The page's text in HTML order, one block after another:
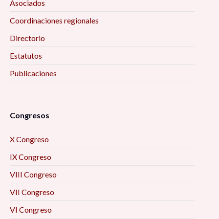
El legado de Pierre Bourdieu, a 20 años de su
partida, 4:00 pm
las desigualdades en nuestras sociedades
La intervención y el trabajo con poblaciones en
sexoservidoras; en situación de calle; privadas
Emociones y activismo feminista, 5:00 pm
Salud, ambiente, política y sociedad, 5:00 pm
Asociados
Coordinaciones regionales
Directorio
Estatutos
Publicaciones
Congresos
X Congreso
IX Congreso
VIII Congreso
VII Congreso
VI Congreso